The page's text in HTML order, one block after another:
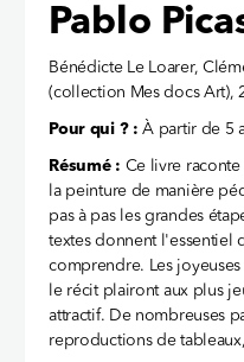
Pablo
Bénédicte Le Loarer,
(collection Mes docs Art),
Pour qui ? : À partir de 5
Résumé : Ce livre
la peinture de manière
pas à pas les grandes
textes donnent l'essentiel
comprendre. Les
le récit plairont aux plus
attractif. De nombreuses
reproductions de